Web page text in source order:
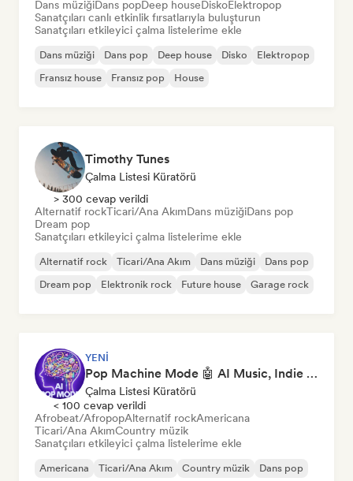
Dans müziğiDans popDeep houseDiskoElektropop
Sanatçıları canlı etkinlik fırsatlarıyla buluşturun
Sanatçıları etkileyici çalma listelerime ekle
Dans müziği Dans pop Deep house Disko
Elektropop
Fransız house
Fransız pop House
Timothy Tunes
Çalma Listesi Küratörü
> 300 cevap verildi
Alternatif rockTicari/Ana AkımDans müziğiDans pop
Dream pop
Sanatçıları etkileyici çalma listelerime ekle
Alternatif rock Ticari/Ana Akım Dans müziği
Dans pop
Dream pop
Elektronik rock Future house Garage rock
YENI
Pop Machine Mode 🤖 AI Music, Indie Pop & Dream Pop
Çalma Listesi Küratörü
< 100 cevap verildi
Afrobeat/AfropopAlternatif rockAmericana
Ticari/Ana AkımCountry müzik
Sanatçıları etkileyici çalma listelerime ekle
Americana Ticari/Ana Akım Country müzik Dans pop